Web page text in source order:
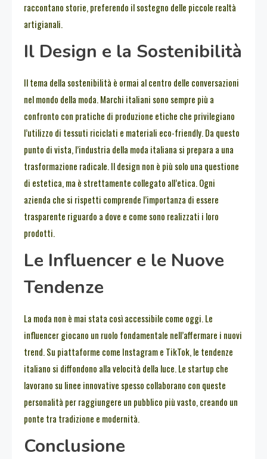
raccontano storie, preferendo il sostegno delle piccole realtà
artigianali.
Il Design e la Sostenibilità
Il tema della sostenibilità è ormai al centro delle conversazioni
nel mondo della moda. Marchi italiani sono sempre più a
confronto con pratiche di produzione etiche che privilegiano
l’utilizzo di tessuti riciclati e materiali eco-friendly. Da questo
punto di vista, l’industria della moda italiana si prepara a una
trasformazione radicale. Il design non è più solo una questione
di estetica, ma è strettamente collegato all’etica. Ogni
azienda che si rispetti comprende l’importanza di essere
trasparente riguardo a dove e come sono realizzati i loro
prodotti.
Le Influencer e le Nuove
Tendenze
La moda non è mai stata così accessibile come oggi. Le
influencer giocano un ruolo fondamentale nell’affermare i nuovi
trend. Su piattaforme come Instagram e TikTok, le tendenze
italiano si diffondono alla velocità della luce. Le startup che
lavorano su linee innovative spesso collaborano con queste
personalità per raggiungere un pubblico più vasto, creando un
ponte tra tradizione e modernità.
Conclusione